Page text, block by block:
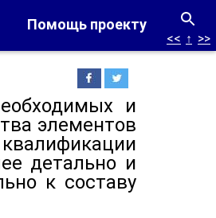
Помощь проекту
<< ↑ >>
и
элементов
детально и
к составу